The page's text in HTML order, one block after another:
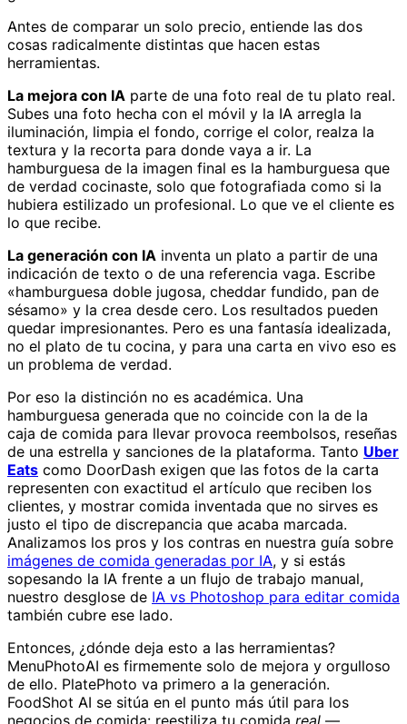
Antes de comparar un solo precio, entiende las dos
cosas radicalmente distintas que hacen estas
herramientas.
La mejora con IA parte de una foto real de tu plato real.
Subes una foto hecha con el móvil y la IA arregla la
iluminación, limpia el fondo, corrige el color, realza la
textura y la recorta para donde vaya a ir. La
hamburguesa de la imagen final es la hamburguesa que
de verdad cocinaste, solo que fotografiada como si la
hubiera estilizado un profesional. Lo que ve el cliente es
lo que recibe.
La generación con IA inventa un plato a partir de una
indicación de texto o de una referencia vaga. Escribe
«hamburguesa doble jugosa, cheddar fundido, pan de
sésamo» y la crea desde cero. Los resultados pueden
quedar impresionantes. Pero es una fantasía idealizada,
no el plato de tu cocina, y para una carta en vivo eso es
un problema de verdad.
Por eso la distinción no es académica. Una
hamburguesa generada que no coincide con la de la
caja de comida para llevar provoca reembolsos, reseñas
de una estrella y sanciones de la plataforma. Tanto Uber
Eats como DoorDash exigen que las fotos de la carta
representen con exactitud el artículo que reciben los
clientes, y mostrar comida inventada que no sirves es
justo el tipo de discrepancia que acaba marcada.
Analizamos los pros y los contras en nuestra guía sobre
imágenes de comida generadas por IA, y si estás
sopesando la IA frente a un flujo de trabajo manual,
nuestro desglose de IA vs Photoshop para editar comida
también cubre ese lado.
Entonces, ¿dónde deja esto a las herramientas?
MenuPhotoAI es firmemente solo de mejora y orgulloso
de ello. PlatePhoto va primero a la generación.
FoodShot AI se sitúa en el punto más útil para los